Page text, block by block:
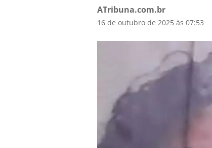
ATribuna.com.br
16 de outubro de 2025 às 07:53